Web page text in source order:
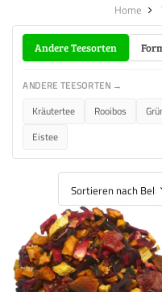
Home
Andere Teesorten
ANDERE TEESORTEN →
Kräutertee Rooibos
Eistee